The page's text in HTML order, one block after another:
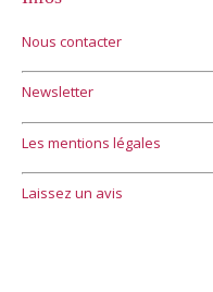
Nous contacter
Newsletter
Les mentions légales
Laissez un avis